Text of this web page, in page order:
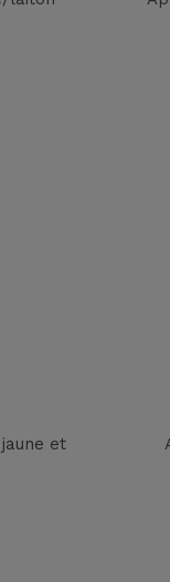
et